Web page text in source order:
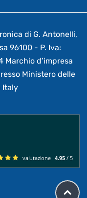
di G. Antonelli,
96100 - P. Iva:
Marchio d’impresa
Ministero delle
Italy
valutazione 4.95 / 5